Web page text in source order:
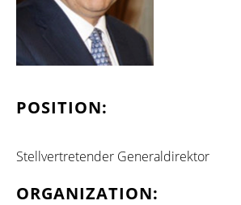
POSITION:
Stellvertretender Generaldirektor
ORGANIZATION: